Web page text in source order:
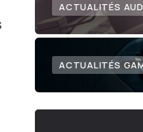
ACTUALITÉS
ACTUALITÉS